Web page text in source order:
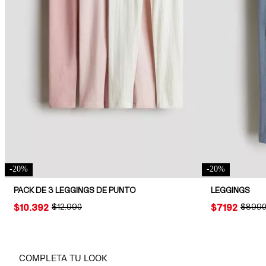
-20%
PACK DE 3 LEGGINGS DE PUNTO
ORIGINAL PRICE:
$12.990
PRICE:
$10.392
-20%
LEGGINGS
$8990
PRICE:
$7192
COMPLETA TU LOOK